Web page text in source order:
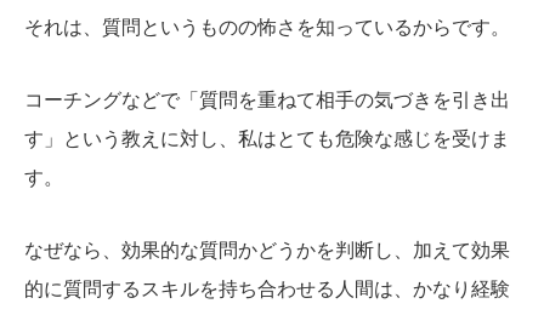
それは、質問というものの怖さを知っているからです。
コーチングなどで「質問を重ねて相手の気づきを引き出
す」という教えに対し、私はとても危険な感じを受けま
す。
なぜなら、効果的な質問かどうかを判断し、加えて効果
的に質問するスキルを持ち合わせる人間は、かなり経験